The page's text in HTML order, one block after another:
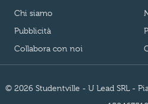
Chi siamo
Pubblicità
Collabora con noi
© 2026 Studentville - U Lead SRL -